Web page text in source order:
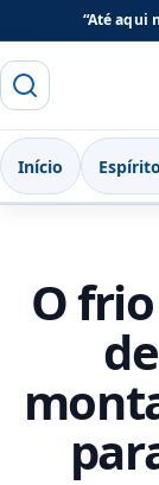
“Até aqui
Buscar
Menu
Início
O